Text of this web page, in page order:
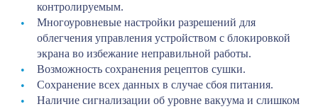
контролируемым.
Многоуровневые настройки разрешений для
облегчения управления устройством с блокировкой
экрана во избежание неправильной работы.
Возможность сохранения рецептов сушки.
Сохранение всех данных в случае сбоя питания.
Наличие сигнализации об уровне вакуума и слишком